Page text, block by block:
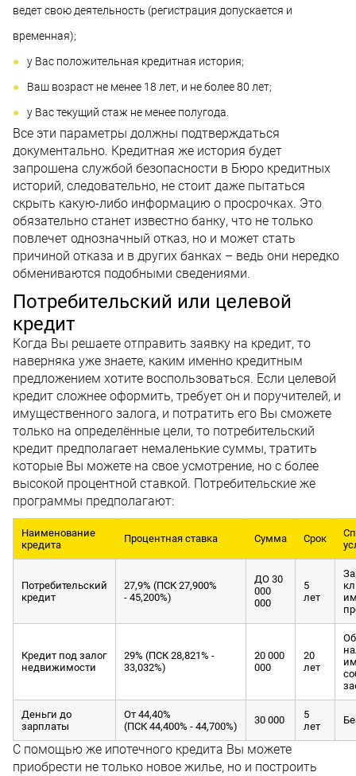
ведет свою деятельность (регистрация допускается и
временная);
у Вас положительная кредитная история;
Ваш возраст не менее 18 лет, и не более 80 лет;
у Вас текущий стаж не менее полугода.
Все эти параметры должны подтверждаться
документально. Кредитная же история будет
запрошена службой безопасности в Бюро кредитных
историй, следовательно, не стоит даже пытаться
скрыть какую-либо информацию о просрочках. Это
обязательно станет известно банку, что не только
повлечет однозначный отказ, но и может стать
причиной отказа и в других банках – ведь они нередко
обмениваются подобными сведениями.
Потребительский или целевой
кредит
Когда Вы решаете отправить заявку на кредит, то
наверняка уже знаете, каким именно кредитным
предложением хотите воспользоваться. Если целевой
кредит сложнее оформить, требует он и поручителей, и
имущественного залога, и потратить его Вы сможете
только на определённые цели, то потребительский
кредит предполагает немаленькие суммы, тратить
которые Вы можете на свое усмотрение, но с более
высокой процентной ставкой. Потребительские же
программы предполагают:
Наименование
кредита
Процентная ставка Сумма Срок
Потребительский
кредит
27,9% (ПСК 27,900%
- 45,200%)
ДО 30
000
000
5
лет
Кредит под залог
недвижимости
29% (ПСК 28,821% -
33,032%)
20 000
000
20
лет
Деньги до
зарплаты
От 44,40%
(ПСК 44,400% - 44,700%)
30 000
5
лет
С помощью же ипотечного кредита Вы можете
приобрести не только новое жилье, но и построить